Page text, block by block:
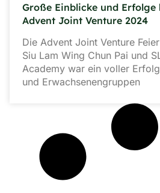
Große Einblicke und Erfolge
Advent Joint Venture 2024
Die Advent Joint Venture
Siu Lam Wing Chun Pai und
Academy war ein voller
und Erwachsenengruppen